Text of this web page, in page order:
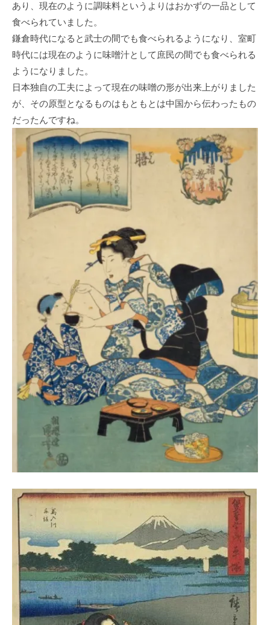
あり、現在のように調味料というよりはおかずの一品として
食べられていました。
鎌倉時代になると武士の間でも食べられるようになり、室町
時代には現在のように味噌汁として庶民の間でも食べられる
ようになりました。
日本独自の工夫によって現在の味噌の形が出来上がりました
が、その原型となるものはもともとは中国から伝わったもの
だったんですね。